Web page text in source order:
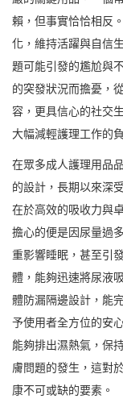
賴，但事實恰恰相反
化，維持活躍與自信
題可能引發的尷尬與
的突發狀況而擔憂，
容，更具信心的社交
大幅減輕護理工作的
在眾多成人護理用品
的設計，長期以來深
在於高效的吸收力與
擔心的便是因尿量過
重影響睡眠，甚至引
體，能夠迅速將尿液
體防漏隔邊設計，能
予使用者全方位的安
能夠排出濕熱氣，保
膚問題的發生，這對
康不可或缺的要素。